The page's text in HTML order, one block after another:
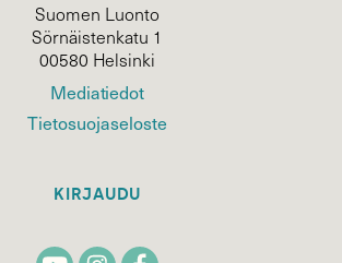
Suomen Luonto
Sörnäistenkatu 1
00580 Helsinki
Mediatiedot
Tietosuojaseloste
KIRJAUDU